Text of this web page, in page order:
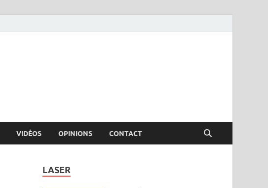
VIDÉOS OPINIONS CONTACT
LASER